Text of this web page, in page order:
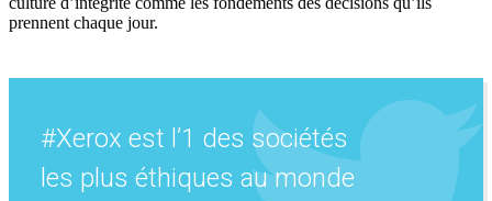
prennent chaque jour.
#Xerox est l’1 des sociétés
les plus éthiques au monde